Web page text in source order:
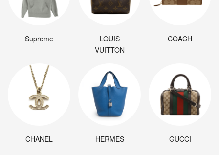
Supreme
LOUIS
VUITTON
COACH
CHANEL HERMES GUCCI